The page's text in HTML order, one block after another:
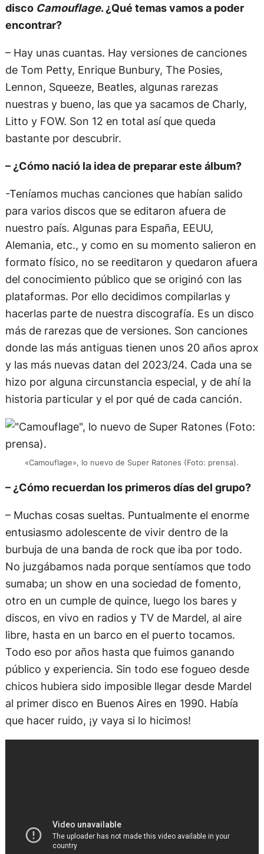
disco Camouflage. ¿Qué temas vamos a poder
encontrar?
– Hay unas cuantas. Hay versiones de canciones
de Tom Petty, Enrique Bunbury, The Posies,
Lennon, Squeeze, Beatles, algunas rarezas
nuestras y bueno, las que ya sacamos de Charly,
Litto y FOW. Son 12 en total así que queda
bastante por descubrir.
– ¿Cómo nació la idea de preparar este álbum?
-Teníamos muchas canciones que habían salido
para varios discos que se editaron afuera de
nuestro país. Algunas para España, EEUU,
Alemania, etc., y como en su momento salieron en
formato físico, no se reeditaron y quedaron afuera
del conocimiento público que se originó con las
plataformas. Por ello decidimos compilarlas y
hacerlas parte de nuestra discografía. Es un disco
más de rarezas que de versiones. Son canciones
donde las más antiguas tienen unos 20 años aprox
y las más nuevas datan del 2023/24. Cada una se
hizo por alguna circunstancia especial, y de ahí la
historia particular y el por qué de cada canción.
«Camouflage», lo nuevo de Super Ratones (Foto: prensa).
– ¿Cómo recuerdan los primeros días del grupo?
– Muchas cosas sueltas. Puntualmente el enorme
entusiasmo adolescente de vivir dentro de la
burbuja de una banda de rock que iba por todo.
No juzgábamos nada porque sentíamos que todo
sumaba; un show en una sociedad de fomento,
otro en un cumple de quince, luego los bares y
discos, en vivo en radios y TV de Mardel, al aire
libre, hasta en un barco en el puerto tocamos.
Todo eso por años hasta que fuimos ganando
público y experiencia. Sin todo ese fogueo desde
chicos hubiera sido imposible llegar desde Mardel
al primer disco en Buenos Aires en 1990. Había
que hacer ruido, ¡y vaya si lo hicimos!